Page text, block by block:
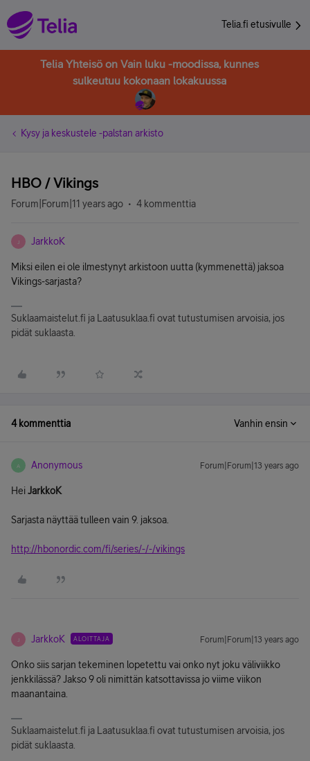
Telia.fi etusivulle
Telia Yhteisö on Vain luku -moodissa, kunnes
sulkeutuu kokonaan lokakuussa
Kysy ja keskustele -palstan arkisto
HBO / Vikings
Forum|Forum|11 years ago 4 kommenttia
J JarkkoK
Miksi eilen ei ole ilmestynyt arkistoon uutta (kymmenettä) jaksoa
Vikings-sarjasta?
Suklaamaistelut.fi ja Laatusuklaa.fi ovat tutustumisen arvoisia, jos
pidät suklaasta.
4 kommenttia Vanhin ensin
A Anonymous Forum|Forum|13 years ago
HeiJarkkoK
Sarjasta näyttää tulleen vain 9. jaksoa.
http://hbonordic.com/fi/series/-/-/vikings
J JarkkoK ALOITTAJA Forum|Forum|13 years ago
Onko siis sarjan tekeminen lopetettu vai onko nyt joku väliviikko
jenkkilässä? Jakso 9 oli nimittän katsottavissa jo viime viikon
maanantaina.
Suklaamaistelut.fi ja Laatusuklaa.fi ovat tutustumisen arvoisia, jos
pidät suklaasta.